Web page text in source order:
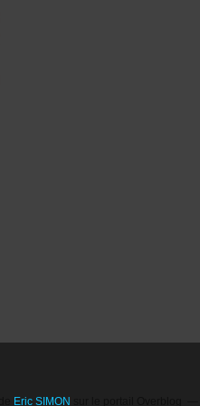
Eric SIMON